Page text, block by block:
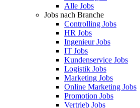
Alle Jobs
Jobs nach Branche
Controlling Jobs
HR Jobs
Ingenieur Jobs
IT Jobs
Kundenservice Jobs
Logistik Jobs
Marketing Jobs
Online Marketing Jobs
Promotion Jobs
Vertrieb Jobs